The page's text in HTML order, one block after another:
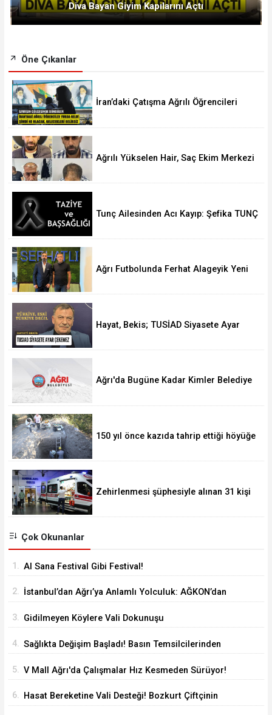
Diva Bayan Giyim Kapılarını Açtı
Öne Çıkanlar
İran’daki Çatışma Ağrılı Öğrencileri
Ağrılı Yükselen Hair, Saç Ekim Merkezi
Tunç Ailesinden Acı Kayıp: Şefika TUNÇ
Ağrı Futbolunda Ferhat Alageyik Yeni
Hayat, Bekis; TUSİAD Siyasete Ayar
Ağrı'da Bugüne Kadar Kimler Belediye
150 yıl önce kazıda tahrip ettiği höyüğe
Zehirlenmesi şüphesiyle alınan 31 kişi
Çok Okunanlar
1. Al Sana Festival Gibi Festival!
2. İstanbul’dan Ağrı’ya Anlamlı Yolculuk: AĞKON’dan
3. Gidilmeyen Köylere Vali Dokunuşu
4. Sağlıkta Değişim Başladı! Basın Temsilcilerinden
5. V Mall Ağrı'da Çalışmalar Hız Kesmeden Sürüyor!
6. Hasat Bereketine Vali Desteği! Bozkurt Çiftçinin